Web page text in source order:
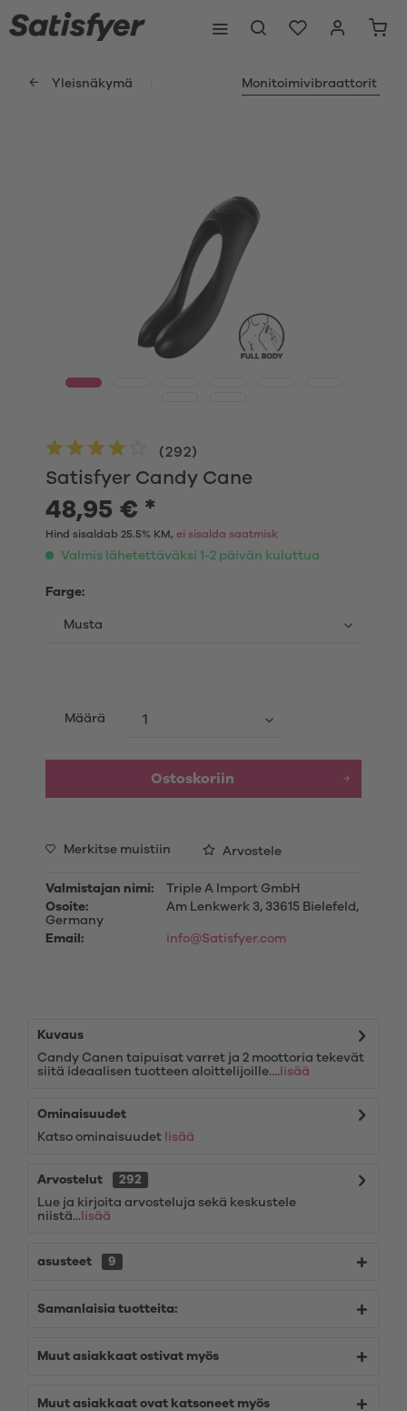
Yleisnäkymä Monitoimivibraattorit
Satisfyer Candy Cane
(292)
48,95 € *
Hind sisaldab 25.5% KM, ei sisalda saatmisk
Valmis lähetettäväksi 1-2 päivän kuluttua
Farge:
Määrä
Ostoskoriin
Merkitse muistiin Arvostele
Valmistajan nimi:
Triple A Import GmbH
Osoite:
Am Lenkwerk 3, 33615 Bielefeld,
Germany
Email:
info@Satisfyer.com
Kuvaus
Candy Canen taipuisat varret ja 2 moottoria tekevät
siitä ideaalisen tuotteen aloittelijoille.... lisää
Ominaisuudet
Katso ominaisuudet lisää
Arvostelut
292
Lue ja kirjoita arvosteluja sekä keskustele
niistä... lisää
asusteet 9
Samanlaisia tuotteita:
Muut asiakkaat ostivat myös
Muut asiakkaat ovat katsoneet myös